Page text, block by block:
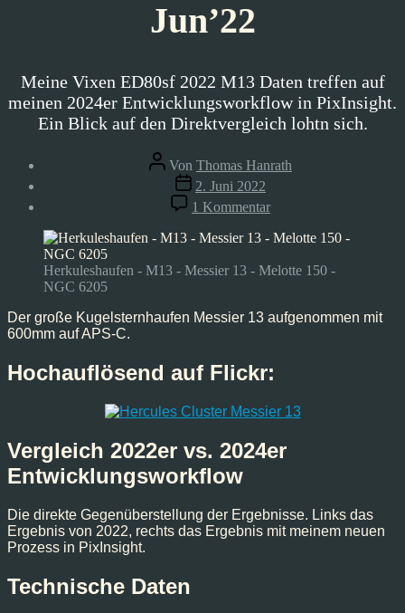
Jun’22
Meine Vixen ED80sf 2022 M13 Daten treffen auf
meinen 2024er Entwicklungsworkflow in PixInsight.
Ein Blick auf den Direktvergleich lohtn sich.
Beitragsautor
Von Thomas Hanrath
Veröffentlichungsdatum
2. Juni 2022
1 Kommentarzu
Herkules-
Kugelsternhaufen,
Herkuleshaufen - M13 - Messier 13 - Melotte 150 -
NGC 6205
Der große Kugelsternhaufen Messier 13 aufgenommen mit
600mm auf APS-C.
Hochauflösend auf Flickr:
Vergleich 2022er vs. 2024er
Entwicklungsworkflow
Die direkte Gegenüberstellung der Ergebnisse. Links das
Ergebnis von 2022, rechts das Ergebnis mit meinem neuen
Prozess in PixInsight.
Technische Daten